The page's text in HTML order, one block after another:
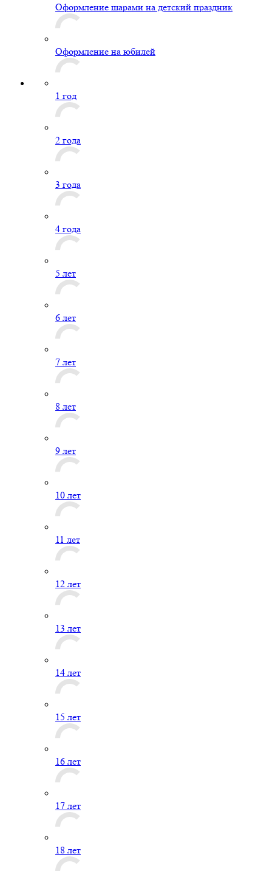
Оформление шарами на детский праздник
Оформление на юбилей
1 год
2 года
3 года
4 года
5 лет
6 лет
7 лет
8 лет
9 лет
10 лет
11 лет
12 лет
13 лет
14 лет
15 лет
16 лет
17 лет
18 лет